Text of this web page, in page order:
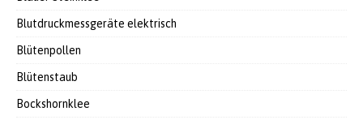
Blutdruckmessgeräte elektrisch
Blütenpollen
Blütenstaub
Bockshornklee